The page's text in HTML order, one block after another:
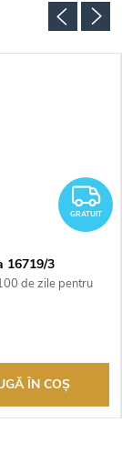
GRATUIT
16719/3
de zile pentru
Vânzător
ÎN COŞ